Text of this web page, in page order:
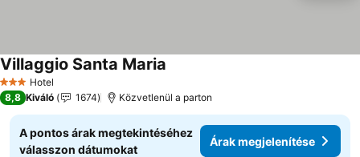
3 Kategória
Hotel
Villaggio Santa Maria
8,8 Kiváló 1674 Közvetlenül a parton
A pontos árak megtekintéséhez
válasszon dátumokat
Árak megjelenítése